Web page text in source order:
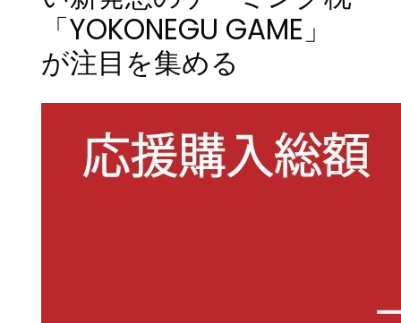
「YOKONEGU GAME」
が注目を集める